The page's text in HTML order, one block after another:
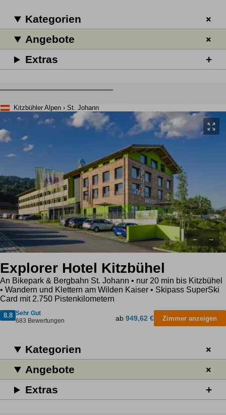
Kategorien
Angebote
Extras
Kitzbühler Alpen › St. Johann
← →
Explorer Hotel Kitzbühel
An Bikepark & Bergbahn St. Johann • nur 20 min bis Kitzbühel
• Wandern und Klettern am Wilden Kaiser • Skipass SuperSki
Card mit 2.750 Pistenkilometern
8.8 Sehr Gut
683 Bewertungen
ab 949,62 € Zimmer anzeigen
Kategorien
Angebote
Extras